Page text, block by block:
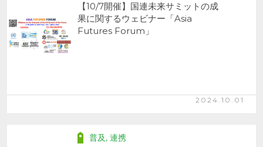
2024.10.01
【10/7開催】国連未来サミットの成
果に関するウェビナー「Asia
Futures Forum」
普及, 連携